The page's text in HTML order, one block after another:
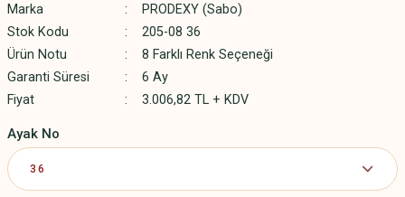
Marka
PRODEXY (Sabo)
Stok Kodu
205-08 36
Ürün Notu
8 Farklı Renk Seçeneği
Garanti Süresi
6 Ay
Fiyat
3.006,82 TL + KDV
Ayak No